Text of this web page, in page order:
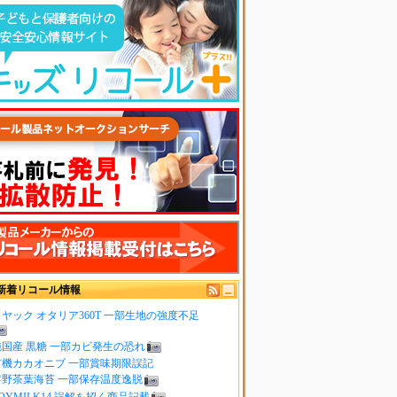
着リコール情報
ック オタリア360T 一部生地の強度不足
産 黒糖 一部カビ発生の恐れ
カカオニブ 一部賞味期限誤記
茶葉海苔 一部保存温度逸脱